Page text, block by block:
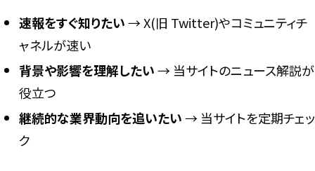
速報をすぐ知りたい→ X(旧 Twitter)やコミュニティチ
ャネルが速い
背景や影響を理解したい→ 当サイトのニュース解説が
役立つ
継続的な業界動向を追いたい→ 当サイトを定期チェッ
ク